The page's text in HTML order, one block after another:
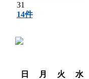
31
14件
日
月 火 水